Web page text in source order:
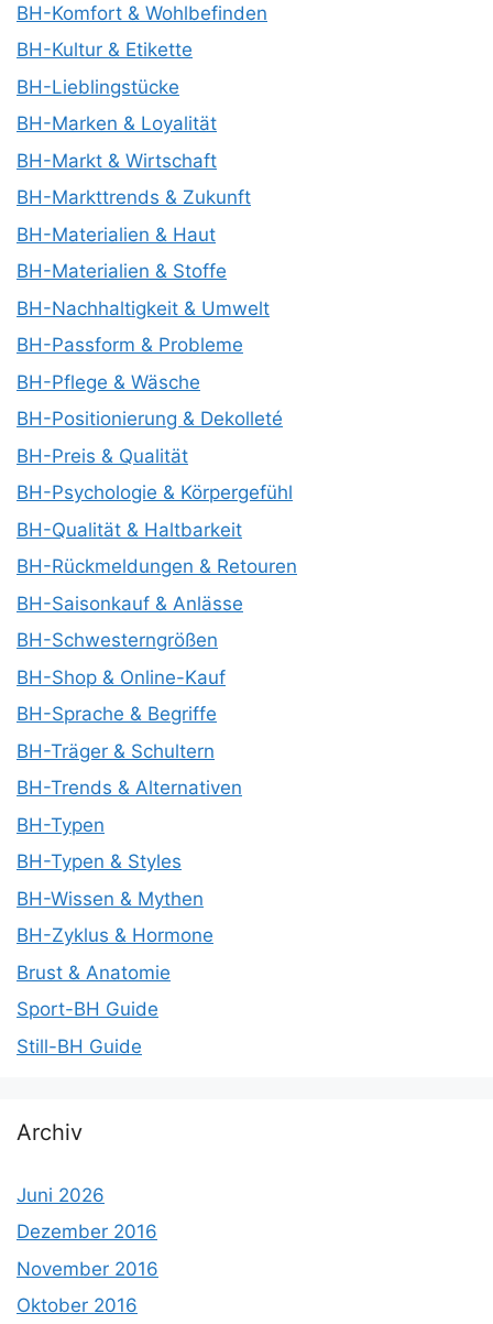
BH-Komfort & Wohlbefinden
BH-Kultur & Etikette
BH-Lieblingstücke
BH-Marken & Loyalität
BH-Markt & Wirtschaft
BH-Markttrends & Zukunft
BH-Materialien & Haut
BH-Materialien & Stoffe
BH-Nachhaltigkeit & Umwelt
BH-Passform & Probleme
BH-Pflege & Wäsche
BH-Positionierung & Dekolleté
BH-Preis & Qualität
BH-Psychologie & Körpergefühl
BH-Qualität & Haltbarkeit
BH-Rückmeldungen & Retouren
BH-Saisonkauf & Anlässe
BH-Schwesterngrößen
BH-Shop & Online-Kauf
BH-Sprache & Begriffe
BH-Träger & Schultern
BH-Trends & Alternativen
BH-Typen
BH-Typen & Styles
BH-Wissen & Mythen
BH-Zyklus & Hormone
Brust & Anatomie
Sport-BH Guide
Still-BH Guide
Archiv
Juni 2026
Dezember 2016
November 2016
Oktober 2016